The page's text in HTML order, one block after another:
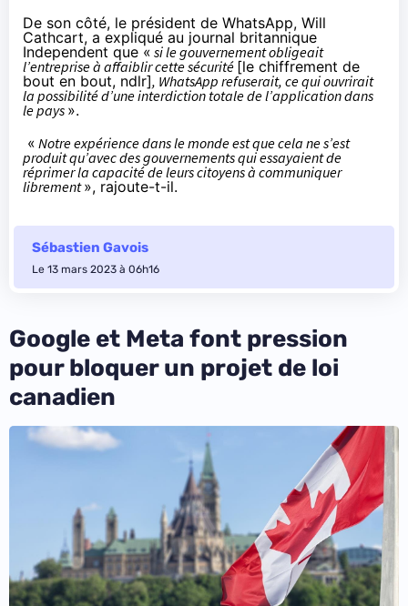
De son côté, le président de WhatsApp, Will
Cathcart, a expliqué au journal britannique
Independent que « si le gouvernement obligeait
l’entreprise à affaiblir cette sécurité [le chiffrement de
bout en bout, ndlr], WhatsApp refuserait, ce qui ouvrirait
la possibilité d’une interdiction totale de l’application dans
le pays ».
« Notre expérience dans le monde est que cela ne s’est
produit qu’avec des gouvernements qui essayaient de
réprimer la capacité de leurs citoyens à communiquer
librement», rajoute-t-il.
Sébastien Gavois
Le 13 mars 2023 à 06h16
Google et Meta font pression
pour bloquer un projet de loi
canadien